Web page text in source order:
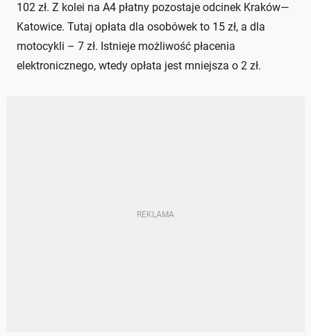
102 zł. Z kolei na A4 płatny pozostaje odcinek Kraków—
Katowice. Tutaj opłata dla osobówek to 15 zł, a dla
motocykli – 7 zł. Istnieje możliwość płacenia
elektronicznego, wtedy opłata jest mniejsza o 2 zł.